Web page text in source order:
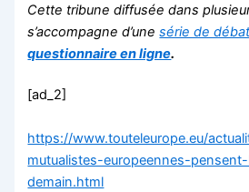
Cette tribune diffusée dans
s’accompagne d’unesérie de
questionnaire en ligne.
[ad_2]
https://www.touteleurope.eu/
mutualistes-europeennes-
demain.html